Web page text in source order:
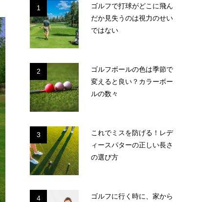
1
ゴルフで打球がどこに飛ん
だか見失うのは視力のせい
ではない
2
ゴルフボールの色は季節で
変えると良い？カラーボー
ルの数々
3
これでミスを防げる！レデ
ィースパターの正しい長さ
の選び方
4
ゴルフに行く時に、家から